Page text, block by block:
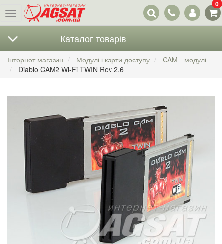
Меню
Наші
контакти
0
Каталог товарів
Інтернет магазин Модулі і карти доступу
CAM - модулі
Diablo CAM2 Wi-Fi TWIN Rev 2.6